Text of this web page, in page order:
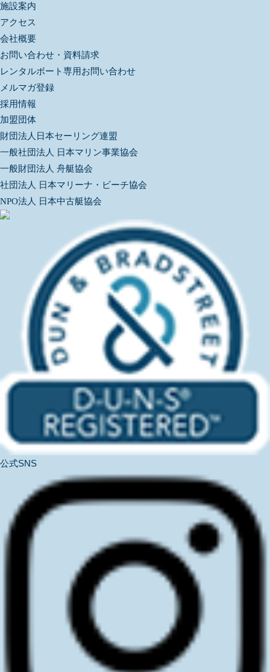
施設案内
アクセス
会社概要
お問い合わせ・資料請求
レンタルボート専用お問い合わせ
メルマガ登録
採用情報
加盟団体
財団法人日本セーリング連盟
一般社団法人 日本マリン事業協会
一般財団法人 舟艇協会
社団法人 日本マリーナ・ビーチ協会
NPO法人 日本中古艇協会
公式SNS